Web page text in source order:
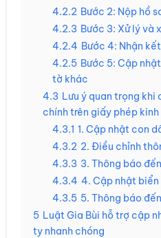
4.2.2 Bước 2: Nộp hồ
4.2.3 Bước 3: Xử lý và
4.2.4 Bước 4: Nhận
4.2.5 Bước 5: Cập
tờ khác
4.3 Lưu ý quan trọng khi
chính trên giấy phép
4.3.1 1. Cập nhật con
4.3.2 2. Điều chỉnh
4.3.3 3. Thông báo
4.3.4 4. Cập nhật
4.3.5 5. Thông báo
5 Luật Gia Bùi hỗ trợ cập
ty nhanh chóng